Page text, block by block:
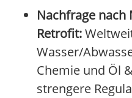
Nachfrage
Retrofit:
Wasser/
Chemie und Öl
strengere